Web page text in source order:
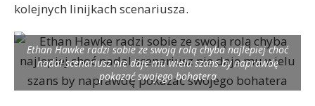
kolejnych linijkach scenariusza.
Ethan Hawke radzi sobie ze swoją rolą chyba najlepiej choć
nadal scenariusz nie daje mu wielu szans by naprawdę
pokazać swojego bohatera